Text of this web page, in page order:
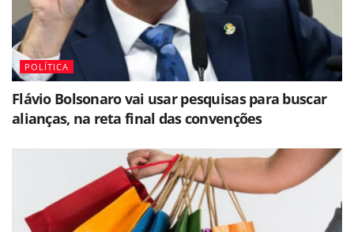
POLÍTICA
Flávio Bolsonaro vai usar pesquisas para buscar
alianças, na reta final das convenções